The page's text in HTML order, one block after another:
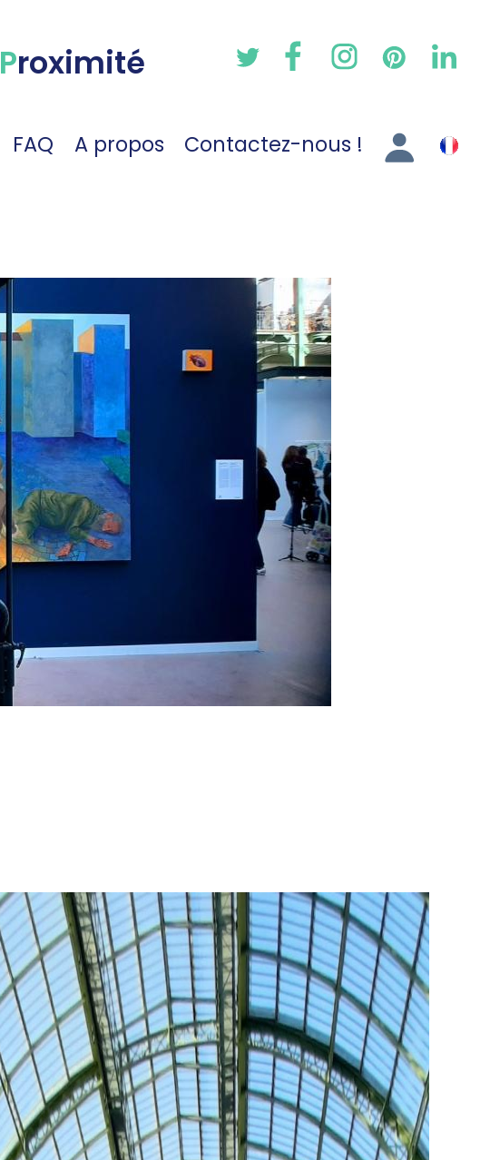
Proximité
FAQ A propos Contactez-nous !